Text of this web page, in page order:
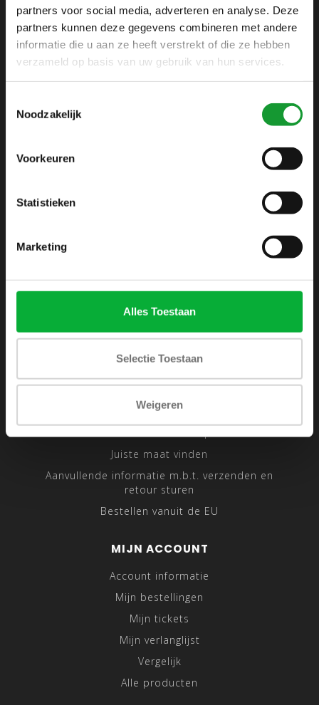
partners voor social media, adverteren en analyse. Deze
partners kunnen deze gegevens combineren met andere
informatie die u aan ze heeft verstrekt of die ze hebben
verzameld op basis van uw gebruik van hun services.
Noodzakelijk
Voorkeuren
Statistieken
Marketing
Alles Toestaan
Selectie Toestaan
Weigeren
+31 6 42 52 32 80
+31 6 42 52 32 80
Disclaimer
Privacy Policy
Sitemap
Traveling Tailor
Juiste maat vinden
Aanvullende informatie m.b.t. verzenden en
retour sturen
Bestellen vanuit de EU
MIJN ACCOUNT
Account informatie
Mijn bestellingen
Mijn tickets
Mijn verlanglijst
Vergelijk
Alle producten